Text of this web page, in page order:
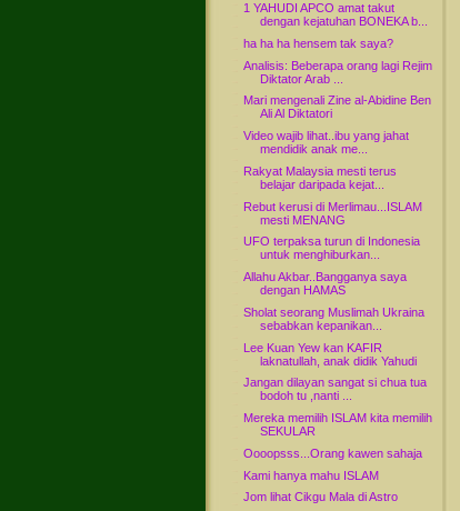
1 YAHUDI APCO amat takut
dengan kejatuhan BONEKA b...
ha ha ha hensem tak saya?
Analisis: Beberapa orang lagi Rejim
Diktator Arab ...
Mari mengenali Zine al-Abidine Ben
Ali Al Diktatori
Video wajib lihat..ibu yang jahat
mendidik anak me...
Rakyat Malaysia mesti terus
belajar daripada kejat...
Rebut kerusi di Merlimau...ISLAM
mesti MENANG
UFO terpaksa turun di Indonesia
untuk menghiburkan...
Allahu Akbar..Bangganya saya
dengan HAMAS
Sholat seorang Muslimah Ukraina
sebabkan kepanikan...
Lee Kuan Yew kan KAFIR
laknatullah, anak didik Yahudi
Jangan dilayan sangat si chua tua
bodoh tu ,nanti ...
Mereka memilih ISLAM kita memilih
SEKULAR
Oooopsss...Orang kawen sahaja
Kami hanya mahu ISLAM
Jom lihat Cikgu Mala di Astro